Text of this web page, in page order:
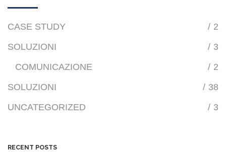
CASE STUDY / 2
SOLUZIONI
/ 3
COMUNICAZIONE
/ 2
SOLUZIONI
/ 38
UNCATEGORIZED
/ 3
RECENT POSTS